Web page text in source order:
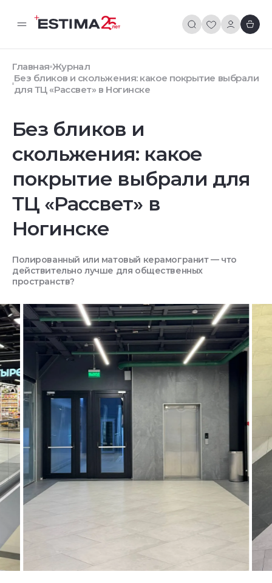
Главная Журнал
Без бликов и скольжения: какое покрытие выбрали
для ТЦ «Рассвет» в Ногинске
Без бликов и
скольжения: какое
покрытие выбрали для
ТЦ «Рассвет» в
Ногинске
Полированный или матовый керамогранит — что
действительно лучше для общественных
пространств?